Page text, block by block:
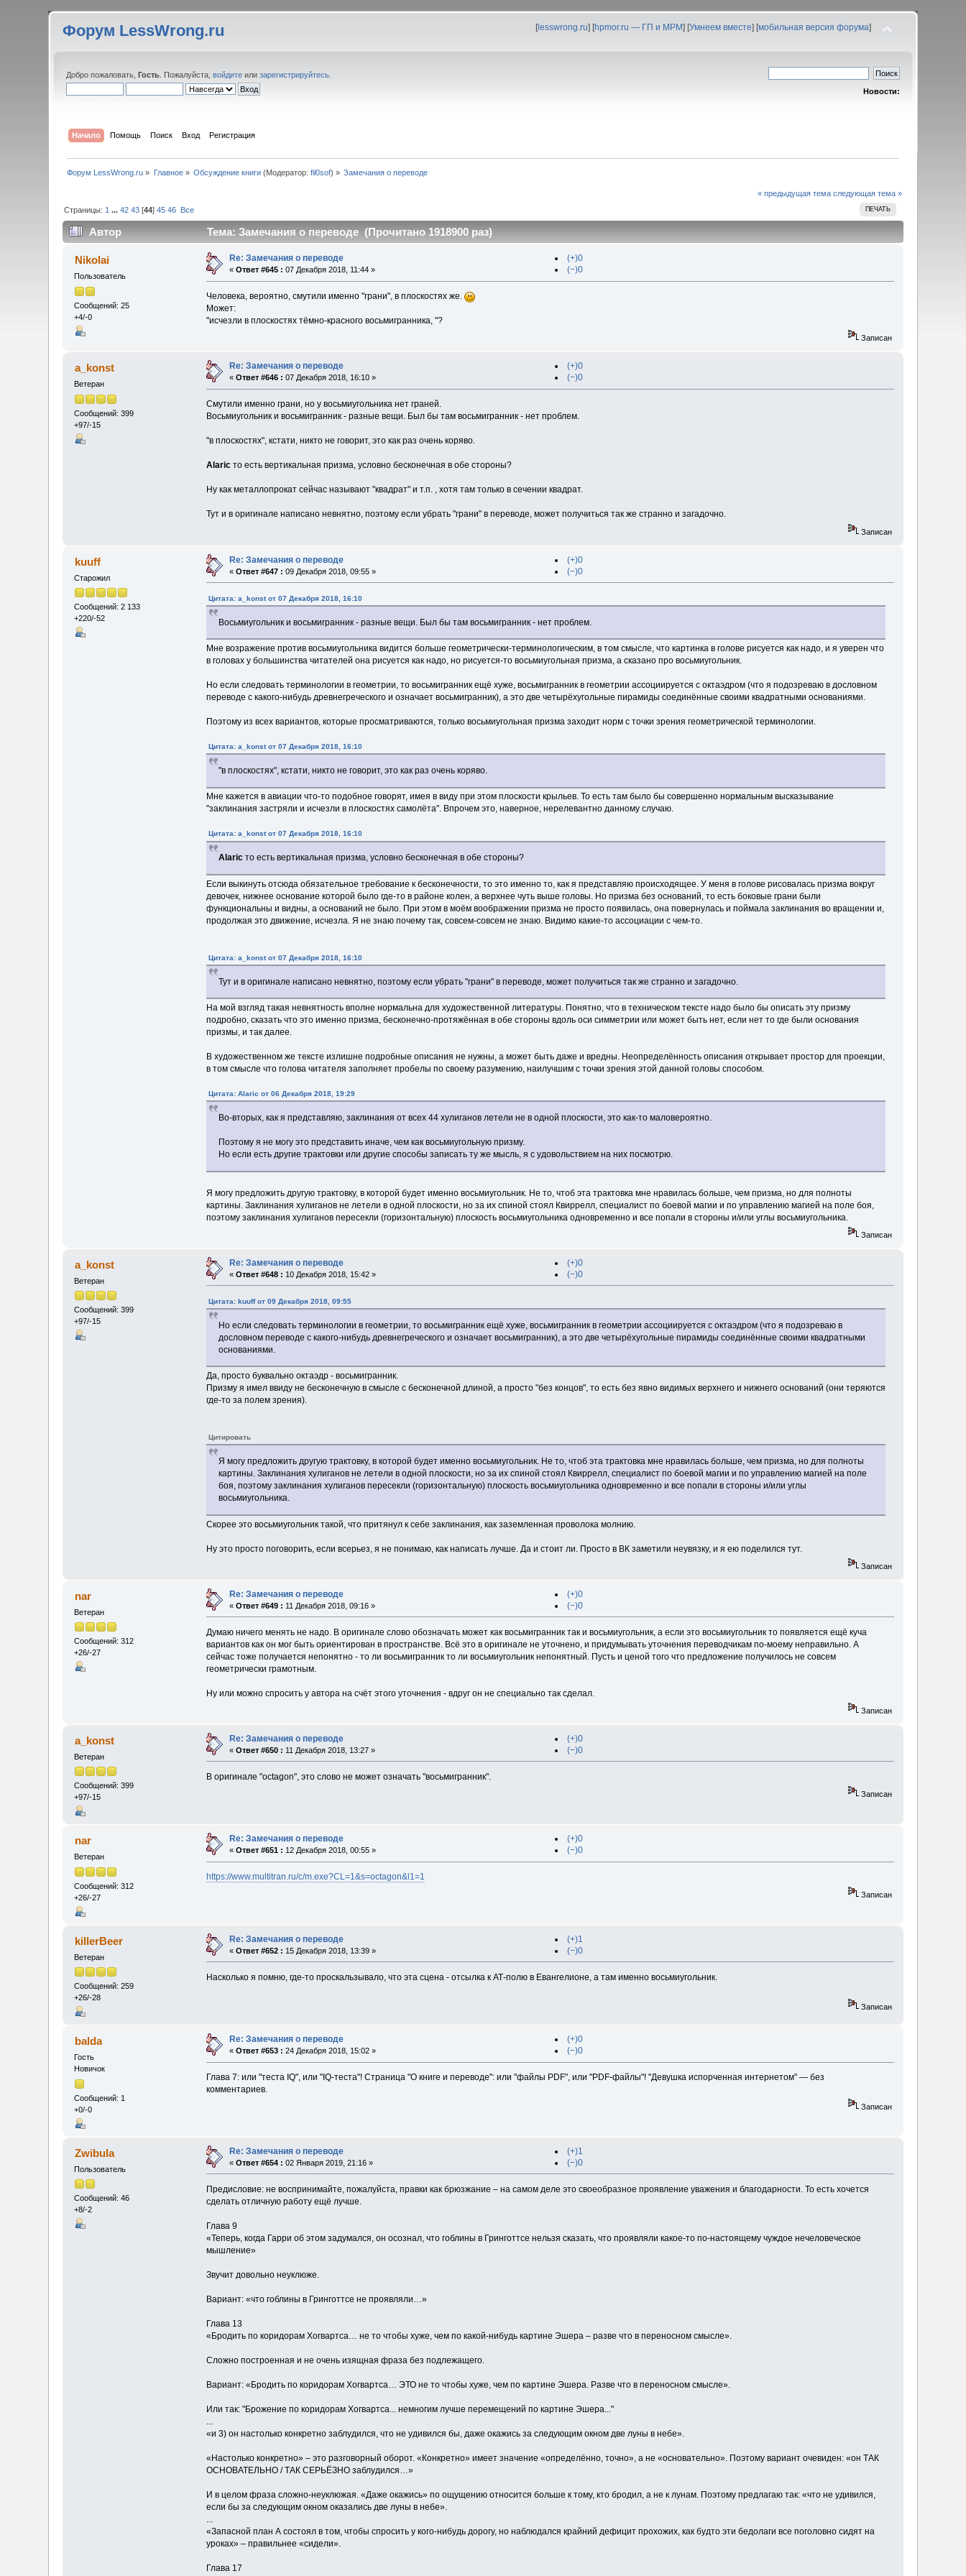
Форум LessWrong.ru [lesswrong.ru] [hpmor.ru — ГП и МРМ] [Умнеем вместе] [мобильная версия форума]
Добро пожаловать,Гость . Пожалуйста,войдите илизарегистрируйтесь
Новости:
Начало Помощь Поиск Вход Регистрация
Форум LessWrong.ru » Главное» Обсуждение книги (Модератор:fil0sof) » Замечания о переводе
« предыдущая тема следующая тема »
ПЕЧАТЬ
Страницы: 1 ...42 43 [44]45 46 Все
Автор Тема: Замечания о переводе (Прочитано 1918900 раз)
Nikolai
Пользователь
Сообщений: 25
+4/-0
Re: Замечания о переводе
«Ответ #645 : 07 Декабря 2018, 11:44 »
(+)0
(−)0
Человека, вероятно, смутили именно "грани", в плоскостях же.
Может:
"исчезли в плоскостях тёмно-красного восьмигранника, "?
Записан
a_konst
Ветеран
Сообщений: 399
+97/-15
Re: Замечания о переводе
«Ответ #646 : 07 Декабря 2018, 16:10 »
(+)0
(−)0
Смутили именно грани, но у восьмиугольника нет граней.
Восьмиугольник и восьмигранник - разные вещи. Был бы там восьмигранник - нет проблем.
"в плоскостях", кстати, никто не говорит, это как раз очень коряво.
Alaricто есть вертикальная призма, условно бесконечная в обе стороны?
Ну как металлопрокат сейчас называют "квадрат" и т.п. , хотя там только в сечении квадрат.
Тут и в оригинале написано невнятно, поэтому если убрать "грани" в переводе, может получиться так же странно и загадочно.
Записан
kuuff
Старожил
Сообщений: 2 133
+220/-52
Re: Замечания о переводе
«Ответ #647 : 09 Декабря 2018, 09:55 »
(+)0
(−)0
Цитата: a_konst от 07 Декабря 2018, 16:10
Восьмиугольник и восьмигранник - разные вещи. Был бы там восьмигранник - нет проблем.
Мне возражение против восьмиугольника видится больше геометрически-терминологическим, в том смысле, что картинка в голове рисуется как надо, и я уверен что
в головах у большинства читателей она рисуется как надо, но рисуется-то восьмиугольная призма, а сказано про восьмиугольник.
Но если следовать терминологии в геометрии, то восьмигранник ещё хуже, восьмигранник в геометрии ассоциируется с октаэдром (что я подозреваю в дословном
переводе с какого-нибудь древнегреческого и означает восьмигранник), а это две четырёхугольные пирамиды соединённые своими квадратными основаниями.
Поэтому из всех вариантов, которые просматриваются, только восьмиугольная призма заходит норм с точки зрения геометрической терминологии.
Цитата: a_konst от 07 Декабря 2018, 16:10
"в плоскостях", кстати, никто не говорит, это как раз очень коряво.
Мне кажется в авиации что-то подобное говорят, имея в виду при этом плоскости крыльев. То есть там было бы совершенно нормальным высказывание
"заклинания застряли и исчезли в плоскостях самолёта". Впрочем это, наверное, нерелевантно данному случаю.
Цитата: a_konst от 07 Декабря 2018, 16:10
Alaric то есть вертикальная призма, условно бесконечная в обе стороны?
Если выкинуть отсюда обязательное требование к бесконечности, то это именно то, как я представляю происходящее. У меня в голове рисовалась призма вокруг
девочек, нижнее основание которой было где-то в районе колен, а верхнее чуть выше головы. Но призма без оснований, то есть боковые грани были
функциональны и видны, а оснований не было. При этом в моём воображении призма не просто появилась, она повернулась и поймала заклинания во вращении и,
продолжая это движение, исчезла. Я не знаю почему так, совсем-совсем не знаю. Видимо какие-то ассоциации с чем-то.
Цитата: a_konst от 07 Декабря 2018, 16:10
Тут и в оригинале написано невнятно, поэтому если убрать "грани" в переводе, может получиться так же странно и загадочно.
На мой взгляд такая невнятность вполне нормальна для художественной литературы. Понятно, что в техническом тексте надо было бы описать эту призму
подробно, сказать что это именно призма, бесконечно-протяжённая в обе стороны вдоль оси симметрии или может быть нет, если нет то где были основания
призмы, и так далее.
В художественном же тексте излишне подробные описания не нужны, а может быть даже и вредны. Неопределённость описания открывает простор для проекции,
в том смысле что голова читателя заполняет пробелы по своему разумению, наилучшим с точки зрения этой данной головы способом.
Цитата: Alaric от 06 Декабря 2018, 19:29
Во-вторых, как я представляю, заклинания от всех 44 хулиганов летели не в одной плоскости, это как-то маловероятно.
Поэтому я не могу это представить иначе, чем как восьмиугольную призму.
Но если есть другие трактовки или другие способы записать ту же мысль, я с удовольствием на них посмотрю.
Я могу предложить другую трактовку, в которой будет именно восьмиугольник. Не то, чтоб эта трактовка мне нравилась больше, чем призма, но для полноты
картины. Заклинания хулиганов не летели в одной плоскости, но за их спиной стоял Квиррелл, специалист по боевой магии и по управлению магией на поле боя,
поэтому заклинания хулиганов пересекли (горизонтальную) плоскость восьмиугольника одновременно и все попали в стороны и/или углы восьмиугольника.
Записан
a_konst
Ветеран
Сообщений: 399
+97/-15
Re: Замечания о переводе
«Ответ #648 : 10 Декабря 2018, 15:42 »
(+)0
(−)0
Цитата: kuuff от 09 Декабря 2018, 09:55
Но если следовать терминологии в геометрии, то восьмигранник ещё хуже, восьмигранник в геометрии ассоциируется с октаэдром (что я подозреваю в
дословном переводе с какого-нибудь древнегреческого и означает восьмигранник), а это две четырёхугольные пирамиды соединённые своими квадратными
основаниями.
Да, просто буквально октаэдр - восьмигранник.
Призму я имел ввиду не бесконечную в смысле с бесконечной длиной, а просто "без концов", то есть без явно видимых верхнего и нижнего оснований (они теряются
где-то за полем зрения).
Цитировать
Я могу предложить другую трактовку, в которой будет именно восьмиугольник. Не то, чтоб эта трактовка мне нравилась больше, чем призма, но для полноты
картины. Заклинания хулиганов не летели в одной плоскости, но за их спиной стоял Квиррелл, специалист по боевой магии и по управлению магией на поле
боя, поэтому заклинания хулиганов пересекли (горизонтальную) плоскость восьмиугольника одновременно и все попали в стороны и/или углы
восьмиугольника.
Скорее это восьмиугольник такой, что притянул к себе заклинания, как заземленная проволока молнию.
Ну это просто поговорить, если всерьез, я не понимаю, как написать лучше. Да и стоит ли. Просто в ВК заметили неувязку, и я ею поделился тут.
Записан
nar
Ветеран
Сообщений: 312
+26/-27
Re: Замечания о переводе
«Ответ #649 : 11 Декабря 2018, 09:16 »
(+)0
(−)0
Думаю ничего менять не надо. В оригинале слово обозначать может как восьмигранник так и восьмиугольник, а если это восьмиугольник то появляется ещё куча
вариантов как он мог быть ориентирован в пространстве. Всё это в оригинале не уточнено, и придумывать уточнения переводчикам по-моему неправильно. А
сейчас тоже получается непонятно - то ли восьмигранник то ли восьмиугольник непонятный. Пусть и ценой того что предложение получилось не совсем
геометрически грамотным.
Ну или можно спросить у автора на счёт этого уточнения - вдруг он не специально так сделал.
Записан
a_konst
Ветеран
Сообщений: 399
+97/-15
Re: Замечания о переводе
«Ответ #650 : 11 Декабря 2018, 13:27 »
(+)0
(−)0
В оригинале "octagon", это слово не может означать "восьмигранник".
Записан
nar
Ветеран
Сообщений: 312
+26/-27
Re: Замечания о переводе
«Ответ #651 : 12 Декабря 2018, 00:55 »
(+)0
(−)0
https://www.multitran.ru/c/m.exe?CL=1&s=octagon&l1=1
Записан
killerBeer
Ветеран
Сообщений: 259
+26/-28
Re: Замечания о переводе
«Ответ #652 : 15 Декабря 2018, 13:39 »
(+)1
(−)0
Насколько я помню, где-то проскальзывало, что эта сцена - отсылка к АТ-полю в Евангелионе, а там именно восьмиугольник.
Записан
balda
Гость
Новичок
Сообщений: 1
+0/-0
Re: Замечания о переводе
«Ответ #653 : 24 Декабря 2018, 15:02 »
(+)0
(−)0
Глава 7: или "теста IQ", или "IQ-теста"! Страница "О книге и переводе": или "файлы PDF", или "PDF-файлы"! "Девушка испорченная интернетом" — без
комментариев.
Записан
Zwibula
Пользователь
Сообщений: 46
+8/-2
Re: Замечания о переводе
«Ответ #654 : 02 Января 2019, 21:16 »
(+)1
(−)0
Предисловие: не воспринимайте, пожалуйста, правки как брюзжание – на самом деле это своеобразное проявление уважения и благодарности. То есть хочется
сделать отличную работу ещё лучше.
Глава 9
«Теперь, когда Гарри об этом задумался, он осознал, что гоблины в Гринготтсе нельзя сказать, что проявляли какое-то по-настоящему чуждое нечеловеческое
мышление»
Звучит довольно неуклюже.
Вариант: «что гоблины в Гринготтсе не проявляли…»
Глава 13
«Бродить по коридорам Хогвартса… не то чтобы хуже, чем по какой-нибудь картине Эшера – разве что в переносном смысле».
Сложно построенная и не очень изящная фраза без подлежащего.
Вариант: «Бродить по коридорам Хогвартса… ЭТО не то чтобы хуже, чем по картине Эшера. Разве что в переносном смысле».
Или так: "Брожение по коридорам Хогвартса... немногим лучше перемещений по картине Эшера..."
«и 3) он настолько конкретно заблудился, что не удивился бы, даже окажись за следующим окном две луны в небе».
«Настолько конкретно» – это разговорный оборот. «Конкретно» имеет значение «определённо, точно», а не «основательно». Поэтому вариант очевиден: «он ТАК
ОСНОВАТЕЛЬНО / ТАК СЕРЬЁЗНО заблудился…»
И в целом фраза сложно-неуклюжая. «Даже окажись» по ощущению относится больше к тому, кто бродил, а не к лунам. Поэтому предлагаю так: «что не удивился,
если бы за следующим окном оказались две луны в небе».
«Запасной план А состоял в том, чтобы спросить у кого-нибудь дорогу, но наблюдался крайний дефицит прохожих, как будто эти бедолаги все поголовно сидят на
уроках» – правильнее «сидели».
Глава 17